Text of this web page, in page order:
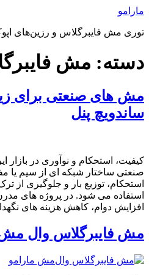
پرش
محتوا
مارامو
توری مش فایبرگلاس و رزین‌های
دسته: مش
مش‌ های صنعتی برای
ساندویچ‌ پنل
کیفیت، استحکام و نوآوری در
صنعتی ساختار شبکه‌ ای از سیم یا
استحکام، توزیع بار و جلوگیری از
استفاده می‌ شود. در پروژه‌ های
افزایش دوام، کاهش هزینه‌ های
مش فایبرگلاس وال مش